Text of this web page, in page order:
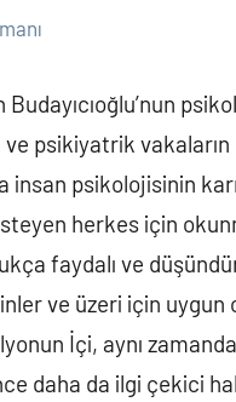
psikiyatrik
psikolojisinin
herkes için
faydalı ve
ve üzeri için
İçi, aynı zamanda
daha da ilgi çekici